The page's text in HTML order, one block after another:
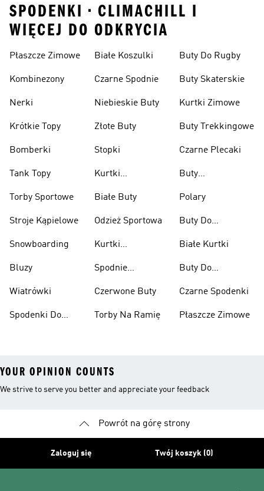
SPODENKI • CLIMACHILL I
WIĘCEJ DO ODKRYCIA
Płaszcze Zimowe
Kombinezony
Nerki
Krótkie Topy
Bomberki
Tank Topy
Torby Sportowe
Stroje Kąpielowe
Snowboarding
Bluzy
Wiatrówki
Spodenki Do
Białe Koszulki
Czarne Spodnie
Niebieskie Buty
Złote Buty
Stopki
Kurtki
Białe Buty
Odzież Sportowa
Kurtki
Spodnie
Czerwone Buty
Torby Na Ramię
Buty Do Rugby
Buty Skaterskie
Kurtki Zimowe
Buty Trekkingowe
Czarne Plecaki
Buty
Polary
Buty Do
Ciężarów
Białe Kurtki
Buty Do
Czarne Spodenki
Płaszcze Zimowe
YOUR OPINION COUNTS
We strive to serve you better and appreciate your feedback
Powrót na górę strony
Zaloguj się Twój koszyk (0)